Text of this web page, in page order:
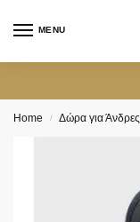
MENU
Home / Δώρα για Άνδρες